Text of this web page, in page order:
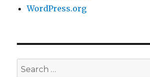
WordPress.org
Search